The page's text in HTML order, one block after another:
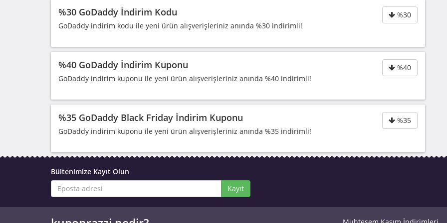
%30
%30 GoDaddy İndirim Kodu
GoDaddy indirim kodu ile yeni ürün alışverişleriniz anında %30 indirimli!
%40
%40 GoDaddy İndirim Kuponu
GoDaddy indirim kuponu ile yeni ürün alışverişleriniz anında %40 indirimli!
%35
%35 GoDaddy Black Friday İndirim Kuponu
GoDaddy indirim kuponu ile yeni ürün alışverişleriniz anında %35 indirimli!
Bültenimize Kayıt Olun
Kayıt